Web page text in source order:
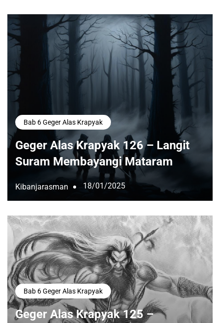
Bab 6 Geger Alas Krapyak
Geger Alas Krapyak 126 – Langit
Suram Membayangi Mataram
Kibanjarasman 18/01/2025
Bab 6 Geger Alas Krapyak
Geger Alas Krapyak 125 –